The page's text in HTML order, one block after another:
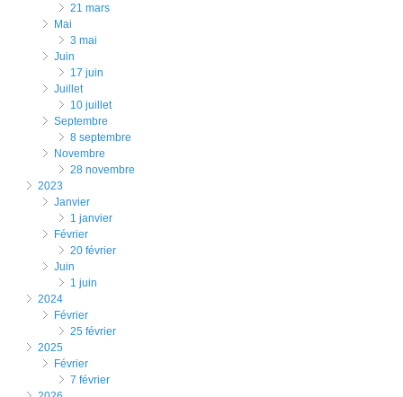
21 mars
mai
3 mai
juin
17 juin
juillet
10 juillet
septembre
8 septembre
novembre
28 novembre
2023
janvier
1 janvier
février
20 février
juin
1 juin
2024
février
25 février
2025
février
7 février